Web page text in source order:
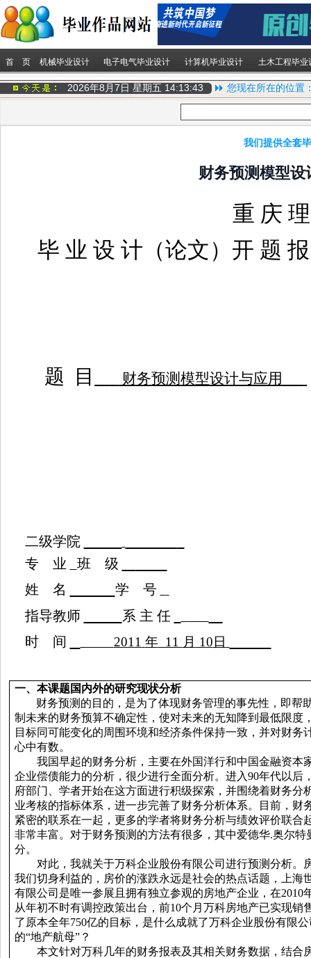
首 页 机械毕业设计 电子电气毕业设计 计算机毕业设计 土木工程毕业
2026年8月7日 星期五 14:13:44 您现在所在的位置
我们提供全套
财务预测模型
重 庆 理
毕 业 设 计（论文）开 题 报
题 目 财务预测模型设计与应用
二级学院
专
业 班
级
姓
名 学
号
指导教师
系 主 任
时
间 201 1 年11 月 10 日
一、本课题国内外的研究现状分析
财务预测的目的，是为了体现财务管理的事先性，即帮
制未来的财务预算不确定性，使对未来的无知降到最低限度
目标同可能变化的周围环境和经济条件保持一致，并对财务
心中有数。
我国早起的财务分析，主要在外国洋行和中国金融资本
企业偿债能力的分析，很少进行全面分析。进入90年代以后
府部门、学者开始在这方面进行积级探索，并围绕着财务分
业考核的指标体系，进一步完善了财务分析体系。目前，财
紧密的联系在一起，更多的学者将财务分析与绩效评价联合
非常丰富。对于财务预测的方法有很多，其中爱德华.奥尔特
分。
对此，我就关于万科企业股份有限公司进行预测分析。
我们切身利益的，房价的涨跌永远是社会的热点话题，上海
有限公司是唯一参展且拥有独立参观的房地产企业，在2010
从年初不时有调控政策出台，前10个月万科房地产已实现销
了原本全年750亿的目标，是什么成就了万科企业股份有限
的“地产航母”？
本文针对万科几年的财务报表及其相关财务数据，结合